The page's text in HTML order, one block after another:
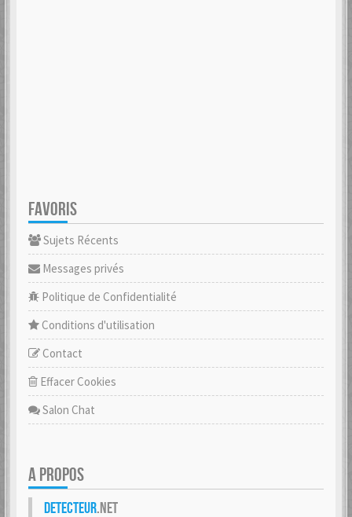
FAVORIS
Sujets Récents
Messages privés
Politique de Confidentialité
Conditions d'utilisation
Contact
Effacer Cookies
Salon Chat
A PROPOS
Detecteur.net